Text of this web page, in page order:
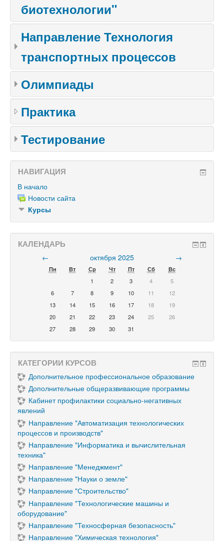
биотехнологии"
Направление Технология
транспортных процессов
Олимпиады
Практика
Тестирование
НАВИГАЦИЯ
В начало
Новости сайта
Курсы
КАЛЕНДАРЬ
← октября 2025 →
Пн Вт Ср Чт Пт Сб
Вс
1
2 3 4
5
6
7 8 9 10 11
12
13
14 15 16 17 18
19
20
21 22 23 24 25
26
27
28 29 30 31
КАТЕГОРИИ КУРСОВ
Дополнительное профессиональное образование
Дополнительные общеразвивающие программы
Кабинет профилактики социально-негативных
явлений
Направление "Автоматизация технологических
процессов и производств"
Направление "Информатика и вычислительная
техника"
Направление "Менеджмент"
Направление "Науки о земле"
Направление "Строительство"
Направление "Технологические машины и
оборудование"
Направление "Техносферная безопасность"
Направление "Химическая технология"